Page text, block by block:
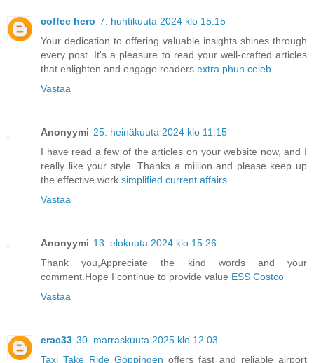
coffee hero 7. huhtikuuta 2024 klo 15.15
Your dedication to offering valuable insights shines through
every post. It's a pleasure to read your well-crafted articles
that enlighten and engage readers extra phun celeb
Vastaa
Anonyymi 25. heinäkuuta 2024 klo 11.15
I have read a few of the articles on your website now, and I
really like your style. Thanks a million and please keep up
the effective work simplified current affairs
Vastaa
Anonyymi 13. elokuuta 2024 klo 15.26
Thank you,Appreciate the kind words and your
comment.Hope I continue to provide value ESS Costco
Vastaa
erac33 30. marraskuuta 2025 klo 12.03
Taxi Take Ride Göppingen offers fast and reliable airport